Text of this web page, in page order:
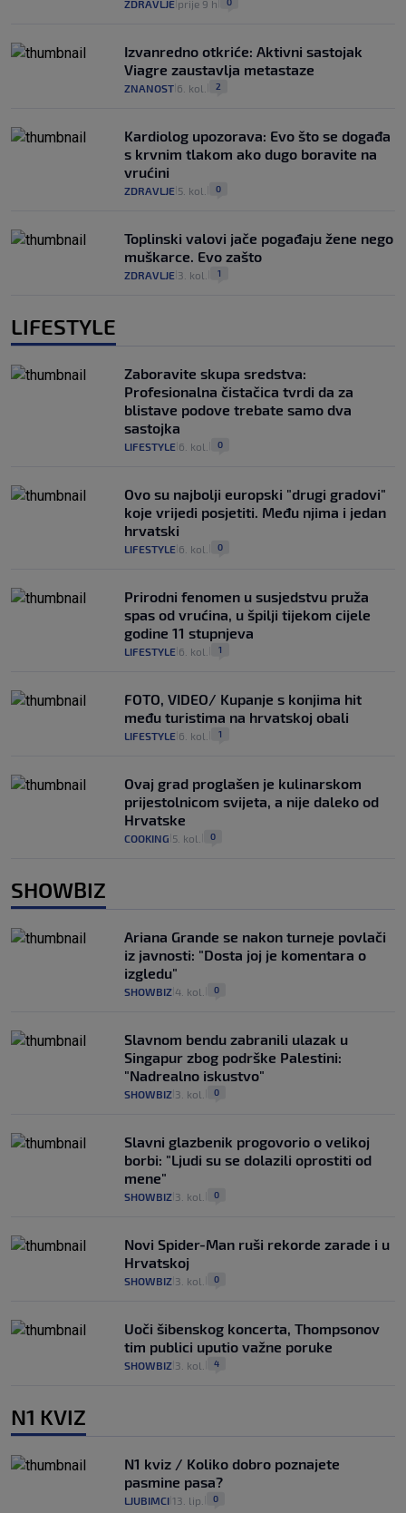
ZDRAVLJE prije 9 h
Izvanredno otkriće: Aktivni sastojak
Viagre zaustavlja metastaze
ZNANOST 6. kol. 2
Kardiolog upozorava: Evo što se događa
s krvnim tlakom ako dugo boravite na
vrućini
ZDRAVLJE 5. kol. 0
Toplinski valovi jače pogađaju žene nego
muškarce. Evo zašto
ZDRAVLJE 3. kol. 1
LIFESTYLE
Zaboravite skupa sredstva:
Profesionalna čistačica tvrdi da za
blistave podove trebate samo dva
sastojka
LIFESTYLE 6. kol. 0
Ovo su najbolji europski "drugi gradovi"
koje vrijedi posjetiti. Među njima i jedan
hrvatski
LIFESTYLE 6. kol. 0
Prirodni fenomen u susjedstvu pruža
spas od vrućina, u špilji tijekom cijele
godine 11 stupnjeva
LIFESTYLE 6. kol. 1
FOTO, VIDEO/ Kupanje s konjima hit
među turistima na hrvatskoj obali
LIFESTYLE 6. kol. 1
Ovaj grad proglašen je kulinarskom
prijestolnicom svijeta, a nije daleko od
Hrvatske
COOKING 5. kol. 0
SHOWBIZ
Ariana Grande se nakon turneje povlači
iz javnosti: "Dosta joj je komentara o
izgledu"
SHOWBIZ 4. kol. 0
Slavnom bendu zabranili ulazak u
Singapur zbog podrške Palestini:
"Nadrealno iskustvo"
SHOWBIZ 3. kol. 0
Slavni glazbenik progovorio o velikoj
borbi: "Ljudi su se dolazili oprostiti od
mene"
SHOWBIZ 3. kol. 0
Novi Spider-Man ruši rekorde zarade i u
Hrvatskoj
SHOWBIZ 3. kol. 0
Uoči šibenskog koncerta, Thompsonov
tim publici uputio važne poruke
SHOWBIZ 3. kol. 4
N1 KVIZ
N1 kviz / Koliko dobro poznajete
pasmine pasa?
LJUBIMCI 13. lip. 0